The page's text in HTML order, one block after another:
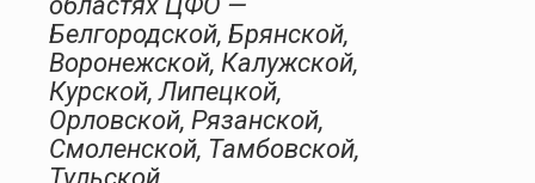
Белгородской, Брянской,
Воронежской, Калужской,
Курской, Липецкой,
Орловской, Рязанской,
Смоленской, Тамбовской,